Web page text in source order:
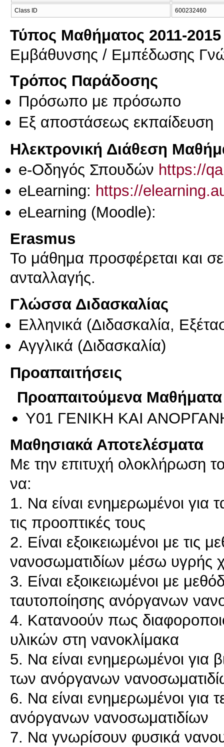
Class ID 600232460
Τύπος Μαθήματος 2011-2015
Εμβάθυνσης / Εμπέδωσης
Τρόπος Παράδοσης
Πρόσωπο με πρόσωπο
Eξ απoστάσεως εκπαίδευση
Ηλεκτρονική Διάθεση
e-Οδηγός Σπουδών https://
eLearning: https://
eLearning (Moodle):
Erasmus
Το μάθημα προσφέρεται και
ανταλλαγής.
Γλώσσα Διδασκαλίας
Ελληνικά (Διδασκαλία,
Αγγλικά (Διδασκαλία)
Προαπαιτήσεις
Προαπαιτούμενα Μαθήματα
Υ01 ΓΕΝΙΚΗ ΚΑΙ
Μαθησιακά Αποτελέσματα
Με την επιτυχή ολοκλήρωση
να:
1. Να είναι ενημερωμένοι για
τις προοπτικές τους
2. Είναι εξοικειωμένοι με
νανοσωματιδίων μέσω υγρής
3. Είναι εξοικειωμένοι με
ταυτοποίησης ανόργανων
4. Κατανοούν πως
υλικών στη νανοκλίμακα
5. Να είναι ενημερωμένοι για
των ανόργανων
6. Να είναι ενημερωμένοι για
ανόργανων νανοσωματιδίων
7. Να γνωρίσουν φυσικά